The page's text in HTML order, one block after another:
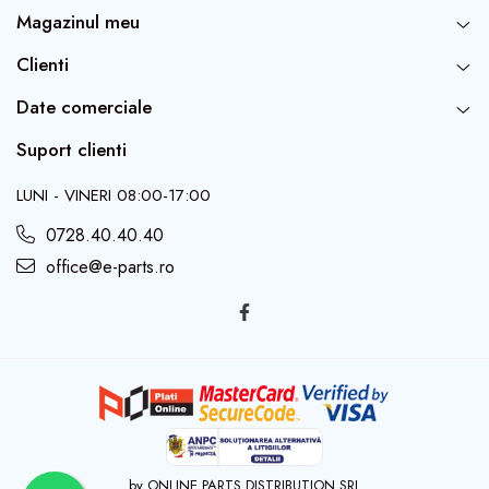
Magazinul meu
Clienti
Date comerciale
Suport clienti
LUNI - VINERI 08:00-17:00
0728.40.40.40
office@e-parts.ro